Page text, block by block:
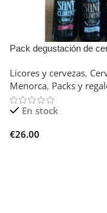
Pack degustación de
Licores y cervezas,
Menorca, Packs y
En stock
€26.00